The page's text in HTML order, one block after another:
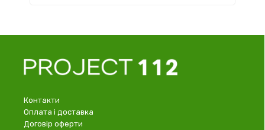
Контакти
Оплата і доставка
Договір оферти